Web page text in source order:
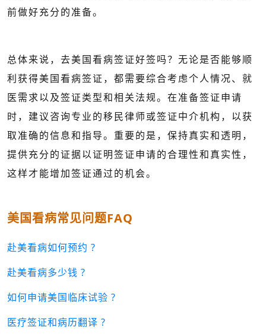
前做好充分的准备。
总体来说，去美国看病签证好签吗？无论是否能够顺
利获得美国看病签证，都需要综合考虑个人情况、就
医需求以及签证类型和相关法规。在准备签证申请
时，建议咨询专业的移民律师或签证中介机构，以获
取准确的信息和指导。重要的是，保持真实和透明，
提供充分的证据以证明签证申请的合理性和真实性，
这样才能增加签证通过的机会。
美国看病常见问题FAQ
赴美看病如何预约 ?
赴美看病多少钱 ?
如何申请美国临床试验 ?
医疗签证和病历翻译 ?